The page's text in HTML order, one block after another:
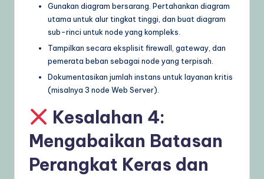
Gunakan diagram bersarang. Pertahankan diagram
utama untuk alur tingkat tinggi, dan buat diagram
sub-rinci untuk node yang kompleks.
Tampilkan secara eksplisit firewall, gateway, dan
pemerata beban sebagai node yang terpisah.
Dokumentasikan jumlah instans untuk layanan kritis
(misalnya 3 node Web Server).
Kesalahan 4:
Mengabaikan Batasan
Perangkat Keras dan